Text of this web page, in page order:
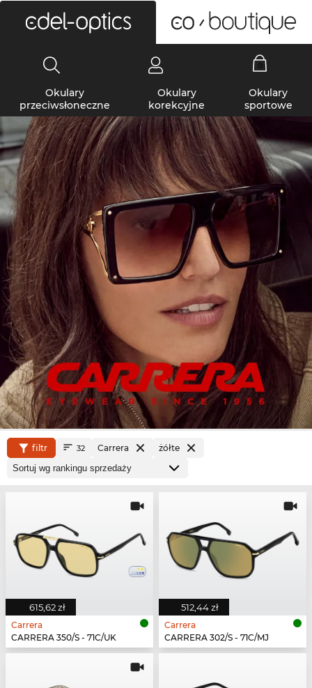
Okulary
przeciwsłoneczne
Okulary
korekcyjne
Okulary
sportowe
filtr 32 Carrera żółte
615,62 zł
Carrera
CARRERA 350/S - 71C/UK
512,44 zł
Carrera
CARRERA 302/S - 71C/MJ